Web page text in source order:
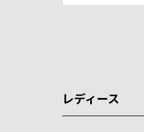
レディース